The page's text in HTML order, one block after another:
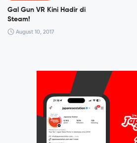
Gal Gun VR Kini Hadir di
Steam!
August 10, 2017